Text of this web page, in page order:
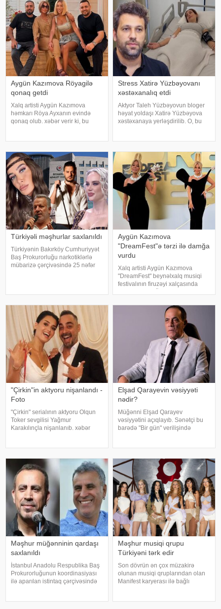
Aygün Kazımova Röyagilə
qonaq getdi
Xalq artisti Aygün Kazımova
həmkarı Röya Ayxanın evində
qonaq olub. xəbər verir ki, bu
izləyicilərin marağına səbəb olub
Stress Xatirə Yüzbəyovanı
xəstəxanalıq etdi
Aktyor Taleh Yüzbəyovun bloger
həyat yoldaşı Xatirə Yüzbəyova
xəstəxanaya yerləşdirilib. O, bu
qidalandım, nə düzgün yatdım.
Gördü
Türkiyəli məşhurlar saxlanıldı
Türkiyənin Bakırköy Cumhuriyyət
Baş Prokurorluğu narkotiklərlə
mübarizə çərçivəsində 25 nəfər
Əməliyya
Aygün Kazımova
"DreamFest"ə tərzi ilə damğa
vurdu
Xalq artisti Aygün Kazımova
"DreamFest" beynəlxalq musiqi
festivalının firuzəyi xalçasında
vurub. Pop kraliça zövqlü geyimi
və fərqli saç düzümü il
"Çirkin"in aktyoru nişanlandı -
Foto
"Çirkin" serialının aktyoru Olqun
Toker sevgilisi Yağmur
Karakılınçla nişanlanıb. xəbər
Polatoğulları və Mustaf
Elşad Qarayevin vəsiyyəti
nədir?
Müğənni Elşad Qarayev
vəsiyyətini açıqlayıb. Sənətçi bu
barədə "Bir gün" verilişində
köçəcəyik. Amma köçməyin d
Məşhur müğənninin qardaşı
saxlanıldı
İstanbul Anadolu Respublika Baş
Prokurorluğunun koordinasiyası
ilə aparılan istintaq çərçivəsində
Məşhur musiqi qrupu
Türkiyəni tərk edir
Son dövrün ən çox müzakirə
olunan musiqi qruplarından olan
Manifest karyerası ilə bağlı